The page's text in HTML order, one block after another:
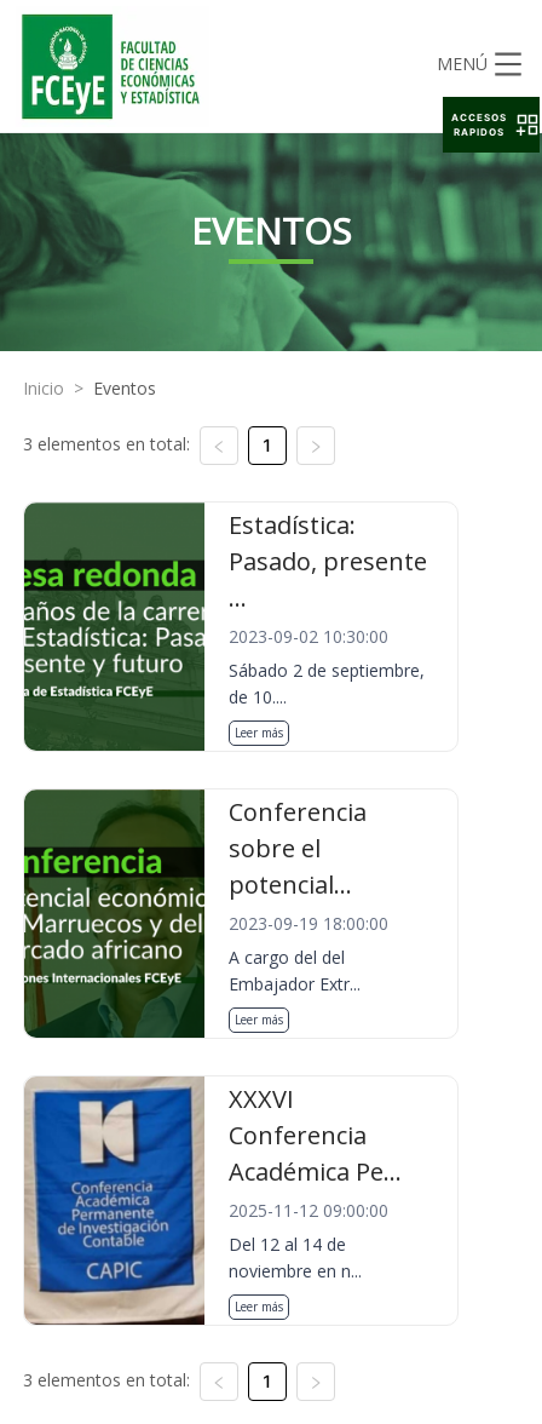
MENÚ
EVENTOS
Inicio > Eventos
3 elementos en total: 1
Estadística:
Pasado, presente
...
2023-09-02 10:30:00
Sábado 2 de septiembre,
de 10....
Leer más
Conferencia
sobre el
potencial...
2023-09-19 18:00:00
A cargo del del
Embajador Extr...
Leer más
XXXVI
Conferencia
Académica Pe...
2025-11-12 09:00:00
Del 12 al 14 de
noviembre en n...
Leer más
3 elementos en total: 1
ACCESOS
RAPIDOS